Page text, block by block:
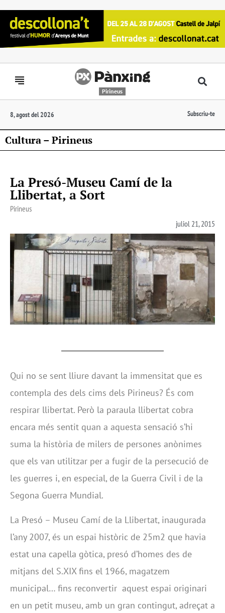
Pirineus
8, agost del 2026 Subscriu-te
Cultura – Pirineus
La Presó-Museu Camí de la
Llibertat, a Sort
Pirineus
juliol 21, 2015
Qui no se sent lliure davant la immensitat que es
contempla des dels cims dels Pirineus? És com
respirar llibertat. Però la paraula llibertat cobra
encara més sentit quan a aquesta sensació s’hi
suma la història de milers de persones anònimes
que els van utilitzar per a fugir de la persecució de
les guerres i, en especial, de la Guerra Civil i de la
Segona Guerra Mundial.
La Presó – Museu Camí de la Llibertat, inaugurada
l’any 2007, és un espai històric de 25m2 que havia
estat una capella gòtica, presó d’homes des de
mitjans del S.XIX fins el 1966, magatzem
municipal… fins reconvertir aquest espai originari
en un petit museu, amb un gran contingut, adreçat a